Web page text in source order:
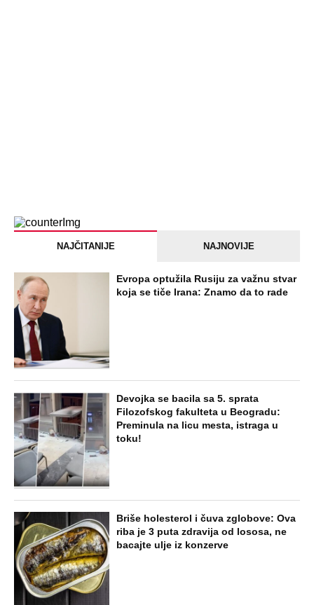
NAJČITANIJE NAJNOVIJE
Evropa optužila Rusiju za važnu stvar
koja se tiče Irana: Znamo da to rade
Devojka se bacila sa 5. sprata
Filozofskog fakulteta u Beogradu:
Preminula na licu mesta, istraga u
toku!
Briše holesterol i čuva zglobove: Ova
riba je 3 puta zdravija od lososa, ne
bacajte ulje iz konzerve